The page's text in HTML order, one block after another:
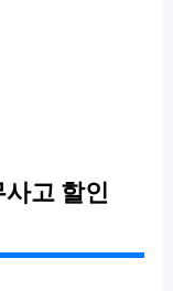
고 할인